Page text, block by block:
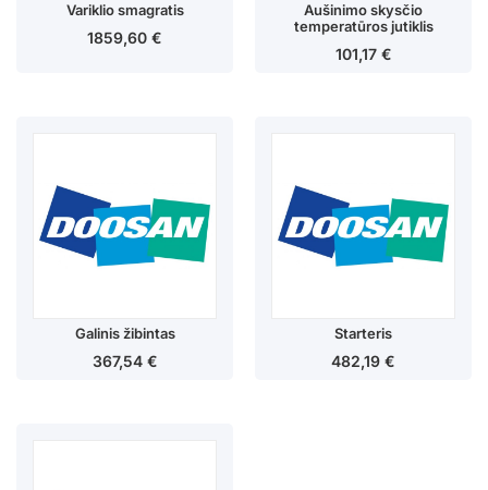
Variklio smagratis
1859,60 €
Aušinimo skysčio
temperatūros jutiklis
101,17 €
Galinis žibintas
367,54 €
Starteris
482,19 €